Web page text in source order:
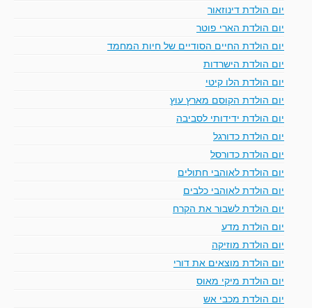
יום הולדת דינוזאור
יום הולדת הארי פוטר
יום הולדת החיים הסודיים של חיות המחמד
יום הולדת הישרדות
יום הולדת הלו קיטי
יום הולדת הקוסם מארץ עוץ
יום הולדת ידידותי לסביבה
יום הולדת כדורגל
יום הולדת כדורסל
יום הולדת לאוהבי חתולים
יום הולדת לאוהבי כלבים
יום הולדת לשבור את הקרח
יום הולדת מדע
יום הולדת מוזיקה
יום הולדת מוצאים את דורי
יום הולדת מיקי מאוס
יום הולדת מכבי אש